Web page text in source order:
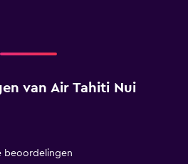
van Air Tahiti Nui
beoordelingen